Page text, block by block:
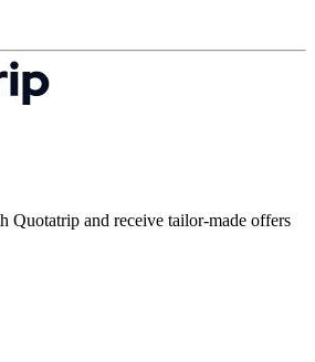
Quotatrip and receive tailor-made offers